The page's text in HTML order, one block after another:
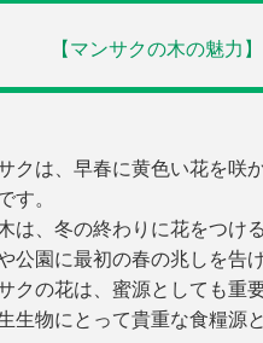
【マンサクの木の魅力】
クは、早春に黄色い花を咲
す。
は、冬の終わりに花をつける
公園に最初の春の兆しを告げ
クの花は、蜜源としても重
生物にとって貴重な食糧源